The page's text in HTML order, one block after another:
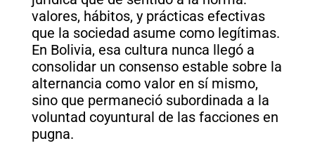
valores, hábitos, y prácticas efectivas
que la sociedad asume como legítimas.
En Bolivia, esa cultura nunca llegó a
consolidar un consenso estable sobre la
alternancia como valor en sí mismo,
sino que permaneció subordinada a la
voluntad coyuntural de las facciones en
pugna.